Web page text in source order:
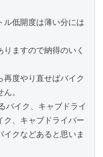
ル低開度は薄い分には
ますので納得のいく
度やり直せばバイク
。
バイク、キャブドライ
ク、キャブドライバー
クなどあると思いま